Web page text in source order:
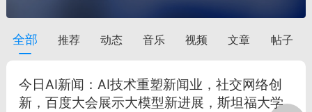
10:10 电脑端 智狐AI工作台
全部 推荐 动态 音乐 视频 文章 帖子
今日AI新闻：AI技术重塑新闻业，社交网络创
新，百度大会展示大模型新进展，斯坦福大学